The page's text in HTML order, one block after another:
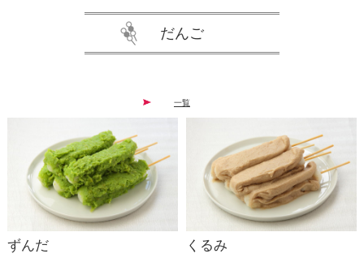
んを乗せました。 オール無添加で作り上げた昔懐か
しい素朴なよもぎだんごを是非ご賞味ください。
大変お待たせいたしました。 多数お問い合わせをい
ただいている塩バター粒あんだんご今年は1ヶ月早め
ての販売とさせていただきます！ 自家製粒あんに溢
れんばかりのバターを乗せ、ピンク岩塩を一振りしま
した。 2月1日から3月31日まで販売予定しております
ので是非ご賞味ください。
2025.12.31
いつもご愛顧いただきありがとうございます。誠に勝
だんご
一覧
ずんだ くるみ